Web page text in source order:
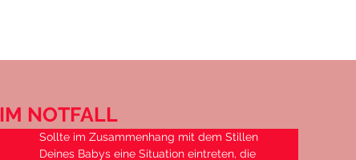
IM NOTFALL
Sollte im Zusammenhang mit dem Stillen
Deines Babys eine Situation eintreten, die